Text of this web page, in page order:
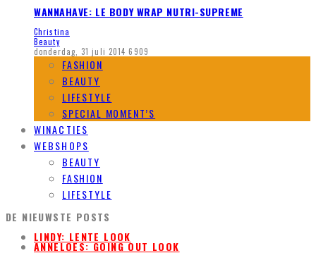
WANNAHAVE: LE BODY WRAP NUTRI-SUPREME
Christina
Beauty
donderdag, 31 juli 2014 6909
FASHION
BEAUTY
LIFESTYLE
SPECIAL MOMENT’S
WINACTIES
WEBSHOPS
BEAUTY
FASHION
LIFESTYLE
DE NIEUWSTE POSTS
LINDY: LENTE LOOK
ANNELOES: GOING OUT LOOK